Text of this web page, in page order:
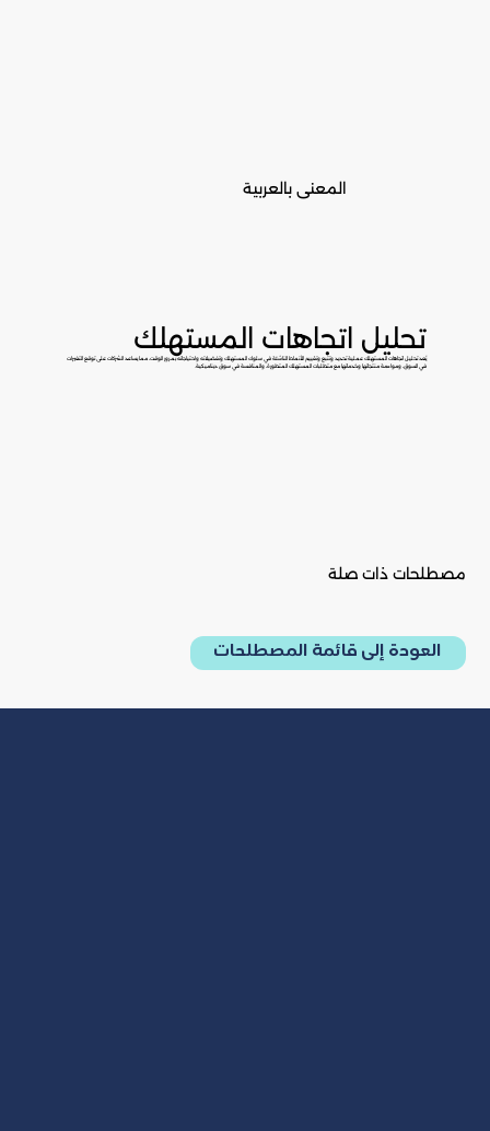
المعنى بالعربية
تحليل اتجاهات المستهلك
يُعد تحليل اتجاهات المستهلك عملية تحديد وتتبع وتقييم الأنماط الناشئة في سلوك المستهلك وتفضيلاته واحتياجاته بمرور الوقت، مما يساعد الشركات على توقع التغيرات
في السوق، ومواءمة منتجاتها وخدماتها مع متطلبات المستهلك المتطورة، والمنافسة في سوق ديناميكية.
مصطلحات ذات صلة
العودة إلى قائمة المصطلحات